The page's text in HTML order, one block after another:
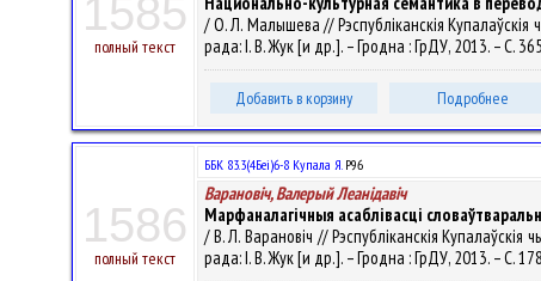
1585
полный текст
/ О. Л. Малышева // Рэспубліканскія
рада: І. В. Жук [и др.]. – Гродна : ГрДУ, 2013. – С.
Добавить в корзину Подробнее
1586
полный текст
ББК 83.3(4Беі)6-8 Купала Я.Р96
Варановіч, Валерый Леанiдавiч
Марфаналагічныя асаблівасці
/ В. Л. Варановіч // Рэспубліканскія
рада: І. В. Жук [и др.]. – Гродна : ГрДУ, 2013. – С.